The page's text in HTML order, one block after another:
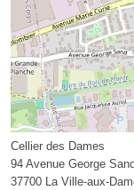
Cellier des Dames
94 Avenue George Sand
37700 La Ville-aux-